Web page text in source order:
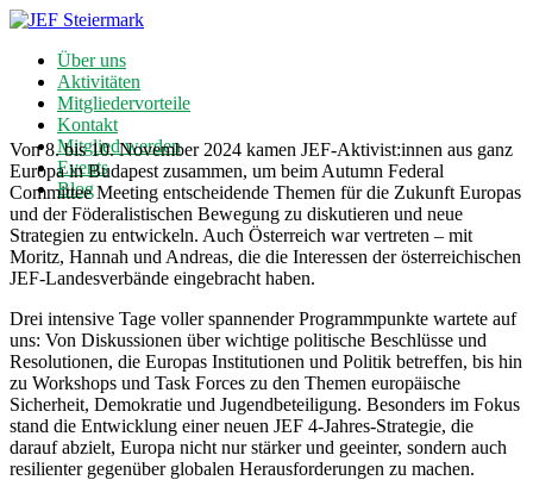
Über uns
Aktivitäten
Mitgliedervorteile
Kontakt
Mitglied werden
Events
Blog
Von 8. bis 10. November 2024 kamen JEF-Aktivist:innen aus ganz
Europa in Budapest zusammen, um beim Autumn Federal
Committee Meeting entscheidende Themen für die Zukunft Europas
und der Föderalistischen Bewegung zu diskutieren und neue
Strategien zu entwickeln. Auch Österreich war vertreten – mit
Moritz, Hannah und Andreas, die die Interessen der österreichischen
JEF-Landesverbände eingebracht haben.
Drei intensive Tage voller spannender Programmpunkte wartete auf
uns: Von Diskussionen über wichtige politische Beschlüsse und
Resolutionen, die Europas Institutionen und Politik betreffen, bis hin
zu Workshops und Task Forces zu den Themen europäische
Sicherheit, Demokratie und Jugendbeteiligung. Besonders im Fokus
stand die Entwicklung einer neuen JEF 4-Jahres-Strategie, die
darauf abzielt, Europa nicht nur stärker und geeinter, sondern auch
resilienter gegenüber globalen Herausforderungen zu machen.